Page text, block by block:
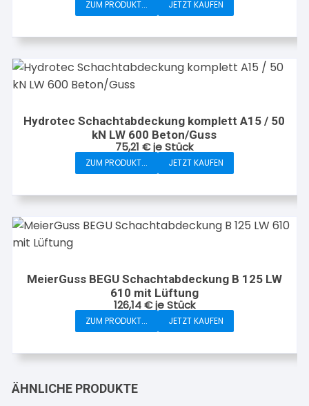
ZUM PRODUKT... JETZT KAUFEN
Hydrotec Schachtabdeckung komplett A15 / 50
kN LW 600 Beton/Guss
75,21€je Stück
ZUM PRODUKT... JETZT KAUFEN
MeierGuss BEGU Schachtabdeckung B 125 LW
610 mit Lüftung
126,14€je Stück
ZUM PRODUKT... JETZT KAUFEN
ÄHNLICHE PRODUKTE